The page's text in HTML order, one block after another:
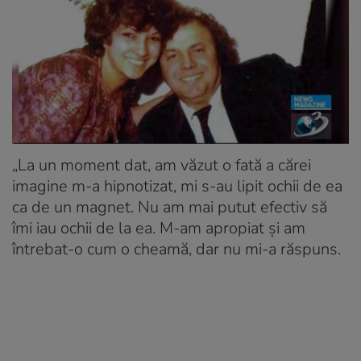
„La un moment dat, am văzut o fată a cărei
imagine m-a hipnotizat, mi s-au lipit ochii de ea
ca de un magnet. Nu am mai putut efectiv să
îmi iau ochii de la ea. M-am apropiat şi am
întrebat-o cum o cheamă, dar nu mi-a răspuns.